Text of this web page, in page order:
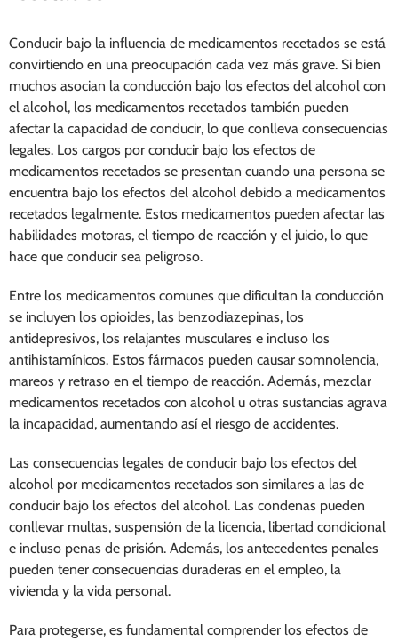
Conducir bajo la influencia de medicamentos recetados se está
convirtiendo en una preocupación cada vez más grave. Si bien
muchos asocian la conducción bajo los efectos del alcohol con
el alcohol, los medicamentos recetados también pueden
afectar la capacidad de conducir, lo que conlleva consecuencias
legales. Los cargos por conducir bajo los efectos de
medicamentos recetados se presentan cuando una persona se
encuentra bajo los efectos del alcohol debido a medicamentos
recetados legalmente. Estos medicamentos pueden afectar las
habilidades motoras, el tiempo de reacción y el juicio, lo que
hace que conducir sea peligroso.
Entre los medicamentos comunes que dificultan la conducción
se incluyen los opioides, las benzodiazepinas, los
antidepresivos, los relajantes musculares e incluso los
antihistamínicos. Estos fármacos pueden causar somnolencia,
mareos y retraso en el tiempo de reacción. Además, mezclar
medicamentos recetados con alcohol u otras sustancias agrava
la incapacidad, aumentando así el riesgo de accidentes.
Las consecuencias legales de conducir bajo los efectos del
alcohol por medicamentos recetados son similares a las de
conducir bajo los efectos del alcohol. Las condenas pueden
conllevar multas, suspensión de la licencia, libertad condicional
e incluso penas de prisión. Además, los antecedentes penales
pueden tener consecuencias duraderas en el empleo, la
vivienda y la vida personal.
Para protegerse, es fundamental comprender los efectos de